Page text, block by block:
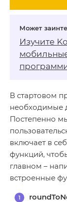
Изучите
В стартовом
необходимые
Постепенно
включает в
функций,
главном –
встроенные